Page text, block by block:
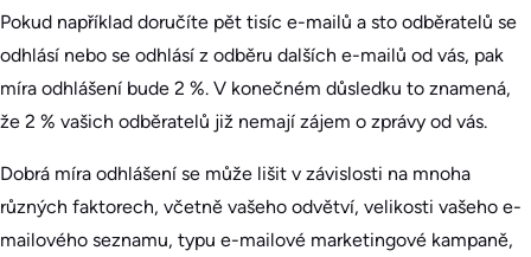
Pokud například doručíte pět tisíc e-mailů a sto odběratelů se
odhlásí nebo se odhlásí z odběru dalších e-mailů od vás, pak
míra odhlášení bude 2 %. V konečném důsledku to znamená,
že 2 % vašich odběratelů již nemají zájem o zprávy od vás.
Dobrá míra odhlášení se může lišit v závislosti na mnoha
různých faktorech, včetně vašeho odvětví, velikosti vašeho e-
mailového seznamu, typu e-mailové marketingové kampaně,